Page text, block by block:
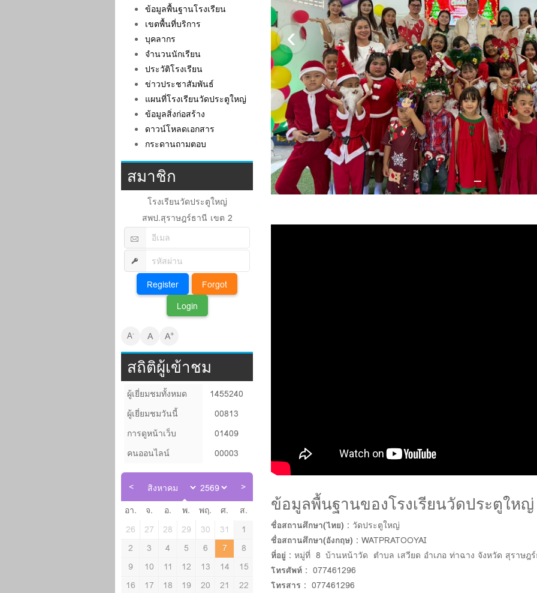
ข้อมูลพื้นฐานของโรงเรียนวัดประตูใหญ่
ชื่อสถานศึกษา(ไทย) : วัดประตูใหญ่
ชื่อสถานศึกษา(อังกฤษ) : WATPRATOOYAI
ที่อยู่ : หมู่ที่ 8 บ้านหน้าวัด ตำบล เสวียด อำเภอ ท่าฉาง จังหวัด สุราษฎ
โทรศัพท์ : 077461296
โทรสาร : 077461296
ข้อมูลพื้นฐานโรงเรียน
เขตพื้นที่บริการ
บุคลากร
จำนวนนักเรียน
ประวัติโรงเรียน
ข่าวประชาสัมพันธ์
แผนที่โรงเรียนวัดประตูใหญ่
ข้อมูลสิ่งก่อสร้าง
ดาวน์โหลดเอกสาร
กระดานถามตอบ
สมาชิก
โรงเรียนวัดประตูใหญ่
สพป.สุราษฎร์ธานี เขต 2
A- A A+
สถิติผู้เข้าชม
ผู้เยี่ยมชมทั้งหมด
1455240
ผู้เยี่ยมชมวันนี้
00813
การดูหน้าเว็บ
01409
คนออนไลน์
00003
อา. จ. อ. พ. พฤ. ศ.
ส.
26
27 28 29 30 31
1
2
3 4 5 6 7
8
9
10 11 12 13 14
15
16
17 18 19 20 21
22